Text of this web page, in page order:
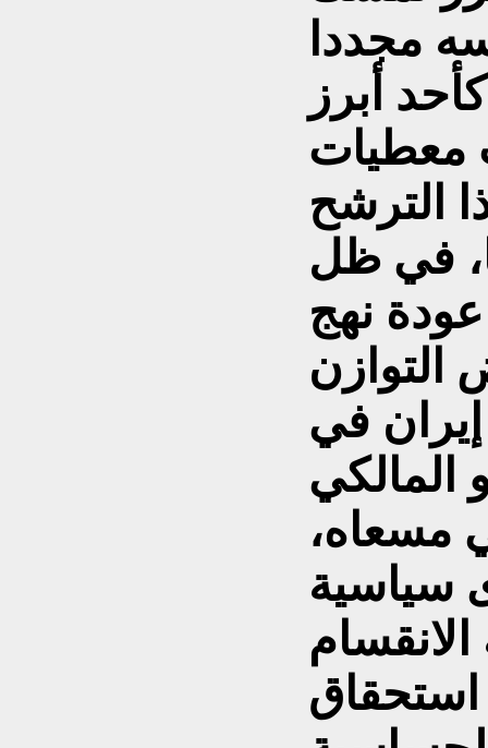
مجددا
أبرز
معطيات
الترشح
في ظل
نهج
التوازن
إيران في
المالكي
مسعاه،
سياسية
استحقاق